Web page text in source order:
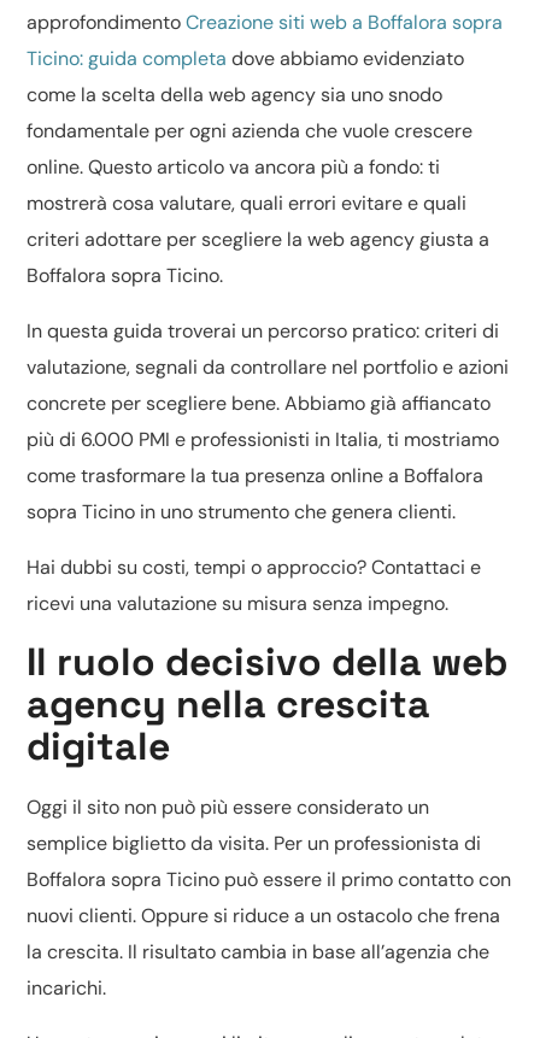
approfondimentoCreazione siti web a Boffalora sopra
Ticino: guida completa dove abbiamo evidenziato
come la scelta della web agency sia uno snodo
fondamentale per ogni azienda che vuole crescere
online. Questo articolo va ancora più a fondo: ti
mostrerà cosa valutare, quali errori evitare e quali
criteri adottare per scegliere la web agency giusta a
Boffalora sopra Ticino.
In questa guida troverai un percorso pratico: criteri di
valutazione, segnali da controllare nel portfolio e azioni
concrete per scegliere bene. Abbiamo già affiancato
più di 6.000 PMI e professionisti in Italia, ti mostriamo
come trasformare la tua presenza online a Boffalora
sopra Ticino in uno strumento che genera clienti.
Hai dubbi su costi, tempi o approccio? Contattaci e
ricevi una valutazione su misura senza impegno.
Il ruolo decisivo della web
agency nella crescita
digitale
Oggi il sito non può più essere considerato un
semplice biglietto da visita. Per un professionista di
Boffalora sopra Ticino può essere il primo contatto con
nuovi clienti. Oppure si riduce a un ostacolo che frena
la crescita. Il risultato cambia in base all’agenzia che
incarichi.